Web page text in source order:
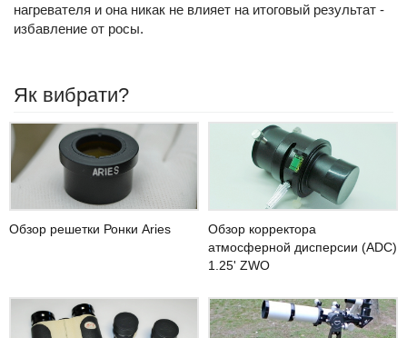
нагревателя и она никак не влияет на итоговый результат -
избавление от росы.
Як вибрати?
Обзор решетки Ронки Aries
Обзор корректора
атмосферной дисперсии (ADC)
1.25' ZWO